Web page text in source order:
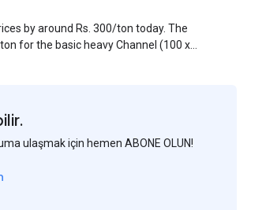
by around Rs. 300/ton today. The
for the basic heavy Channel (100 x
ulaşmak için hemen ABONE OLUN!